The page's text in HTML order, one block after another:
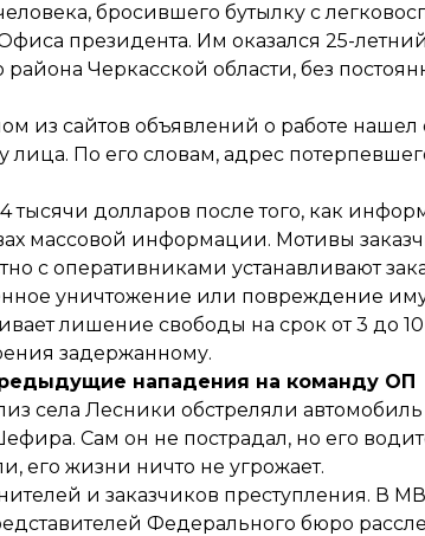
, бросившего бутылку с
президента. Им оказался 25-
Черкасской области, без
из сайтов объявлений о работе нашел
По его словам, адрес
тысячи долларов после того, как
массовой информации. Мотивы
с оперативниками устанавливают
уничтожение или повреждение
лишение свободы на срок от 3 до
задержанному.
нападения на команду ОП
села Лесники обстреляли
Сам он не пострадал, но его
его жизни ничто не угрожает.
и заказчиков преступления. В
Федерального бюро